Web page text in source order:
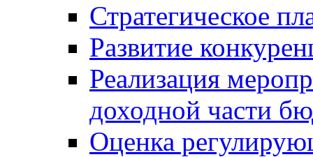
Стратегическое
Развитие
Реализация
доходной части
Оценка